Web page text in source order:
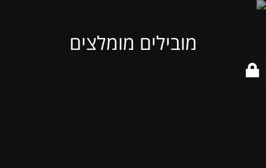
מובילים מומלצים